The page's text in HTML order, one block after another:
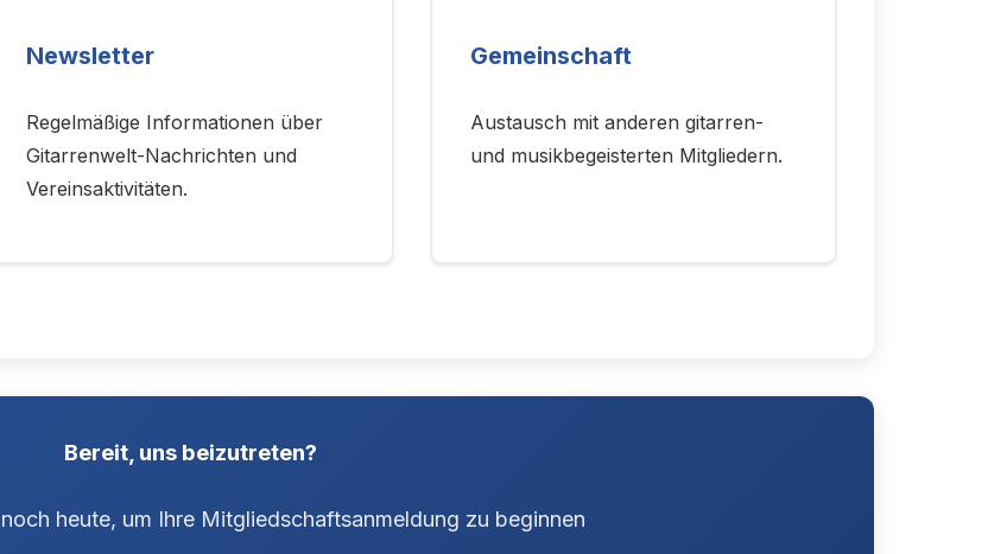
Newsletter
Regelmäßige Informationen über
Gitarrenwelt-Nachrichten und
Vereinsaktivitäten.
Gemeinschaft
Austausch mit anderen gitarren-
und musikbegeisterten Mitgliedern.
Bereit, uns beizutreten?
heute, um Ihre Mitgliedschaftsanmeldung zu beginnen